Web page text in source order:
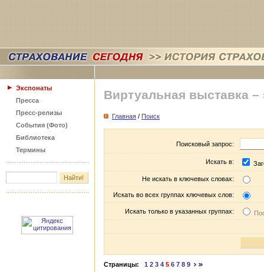
Экспонаты
Пресса
Пресс-релизы
События (Фото)
Библиотека
Термины
Виртуальная выставка –
Главная / Поиск
Поисковый запрос:
Искать в:
Не искать в ключевых словах:
Искать во всех группах ключевых слов:
Искать только в указанных группах:
Страницы: 1 2 3 4 5 6 7 8 9